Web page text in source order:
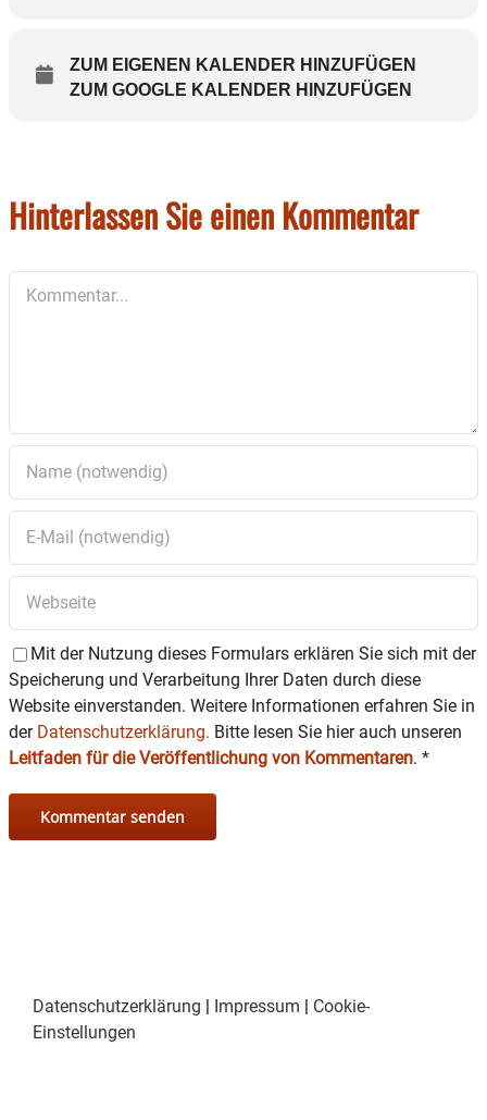
Wasserburger Pfarrbüro unter der 08071/91940
(erreichbar Dienstag bis Freitag je von 9 bis 11 Uhr).
ZUM EIGENEN KALENDER HINZUFÜGEN
ZUM GOOGLE KALENDER HINZUFÜGEN
Hinterlassen Sie einen Kommentar
Mit der Nutzung dieses Formulars erklären Sie sich mit der
Speicherung und Verarbeitung Ihrer Daten durch diese
Website einverstanden. Weitere Informationen erfahren Sie in
der Datenschutzerklärung. Bitte lesen Sie hier auch unseren
Leitfaden für die Veröffentlichung von Kommentaren. *
Datenschutzerklärung | Impressum | Cookie-
Einstellungen